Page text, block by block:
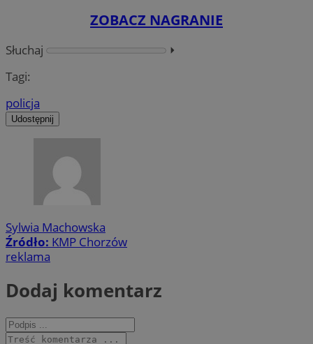
ZOBACZ NAGRANIE
Słuchaj
⏵︎
Tagi:
policja
Udostępnij
Sylwia Machowska
Źródło: KMP Chorzów
reklama
Dodaj komentarz